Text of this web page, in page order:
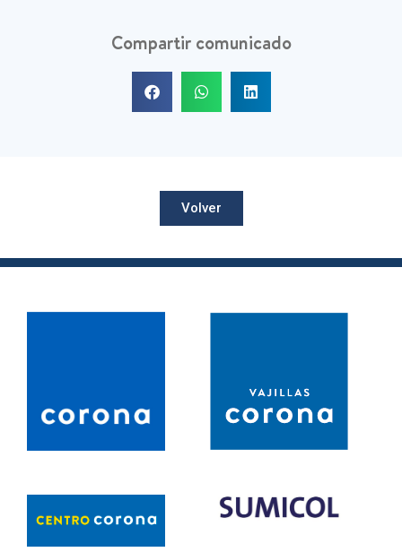
Compartir comunicado
Volver